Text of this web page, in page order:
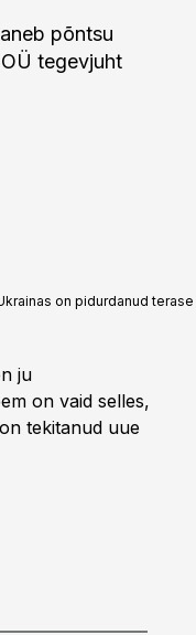
põntsu
tegevjuht
on pidurdanud terase
ju
on vaid selles,
tekitanud uue